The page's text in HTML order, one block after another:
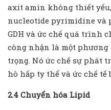
axit amin không thiết
nucleotide pyrimidine và
GDH và ức chế quá trình
công nhận là một
trọng. Nó ức chế sự phát
hô hấp ty thể và ức chế tế
2.4 Chuyển hóa Lipid